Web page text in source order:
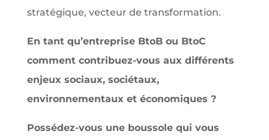
stratégique, vecteur de transformation.
En tant qu’entreprise BtoB ou BtoC
comment contribuez-vous aux différents
enjeux sociaux, sociétaux,
environnementaux et économiques ?
Possédez-vous une boussole qui vous